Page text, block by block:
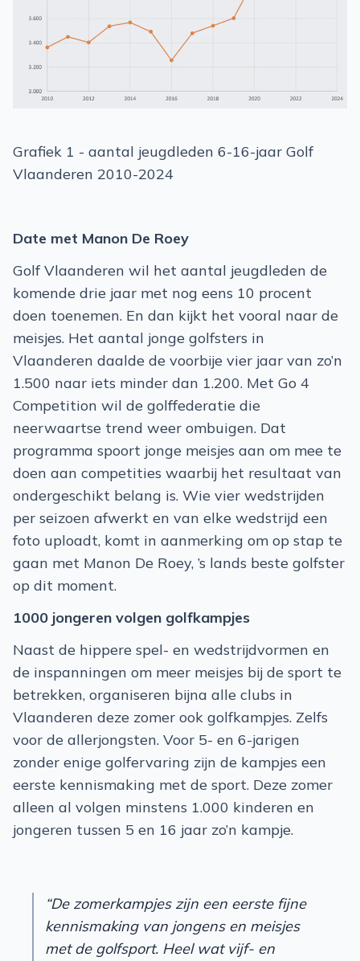
Grafiek 1 - aantal jeugdleden 6-16-jaar Golf
Vlaanderen 2010-2024
Date met Manon De Roey
Golf Vlaanderen wil het aantal jeugdleden de
komende drie jaar met nog eens 10 procent
doen toenemen. En dan kijkt het vooral naar de
meisjes. Het aantal jonge golfsters in
Vlaanderen daalde de voorbije vier jaar van zo’n
1.500 naar iets minder dan 1.200. Met Go 4
Competition wil de golffederatie die
neerwaartse trend weer ombuigen. Dat
programma spoort jonge meisjes aan om mee te
doen aan competities waarbij het resultaat van
ondergeschikt belang is. Wie vier wedstrijden
per seizoen afwerkt en van elke wedstrijd een
foto uploadt, komt in aanmerking om op stap te
gaan met Manon De Roey, ’s lands beste golfster
op dit moment.
1000 jongeren volgen golfkampjes
Naast de hippere spel- en wedstrijdvormen en
de inspanningen om meer meisjes bij de sport te
betrekken, organiseren bijna alle clubs in
Vlaanderen deze zomer ook golfkampjes. Zelfs
voor de allerjongsten. Voor 5- en 6-jarigen
zonder enige golfervaring zijn de kampjes een
eerste kennismaking met de sport. Deze zomer
alleen al volgen minstens 1.000 kinderen en
jongeren tussen 5 en 16 jaar zo’n kampje.
“De zomerkampjes zijn een eerste fijne
kennismaking van jongens en meisjes
met de golfsport. Heel wat vijf- en